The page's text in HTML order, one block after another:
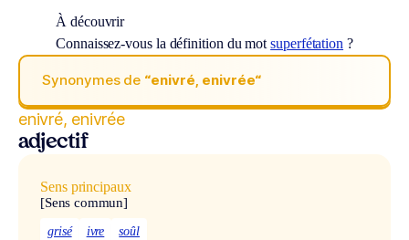
À découvrir
Connaissez-vous la définition du motsuperfétation ?
Synonymes de “enivré, enivrée“
enivré, enivrée
adjectif
Sens principaux
[Sens commun]
grisé ivre soûl